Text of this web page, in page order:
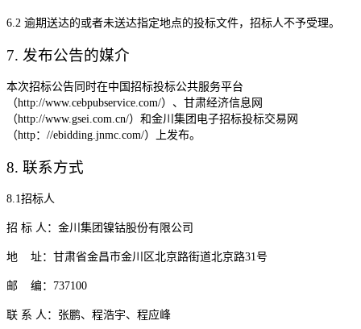
6.2 逾期送达的或者未送达指定地点的投标文件，招标人不予受理。
7. 发布公告的媒介
本次招标公告同时在中国招标投标公共服务平台
（http://www.cebpubservice.com/）、甘肃经济信息网
（http://www.gsei.com.cn/）和金川集团电子招标投标交易网
（http：//ebidding.jnmc.com/）
上发布。
8. 联系方式
8.1招标人
招 标 人：金川集团 镍钴股份有限公司
地 址：甘肃省金昌市金川区北京路街道北京路31号
邮 编： 737100
联 系 人： 张鹏、程浩宇、程应峰